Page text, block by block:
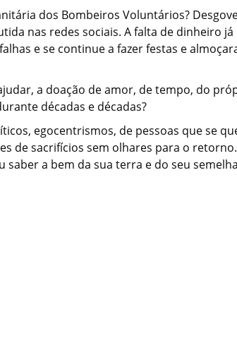
dos Bombeiros Voluntários?
nas redes sociais. A falta de dinheiro
e se continue a fazer festas e
a doação de amor, de tempo, do
décadas e décadas?
egocentrismos, de pessoas que se
de sacrifícios sem olhares para o
a bem da sua terra e do seu